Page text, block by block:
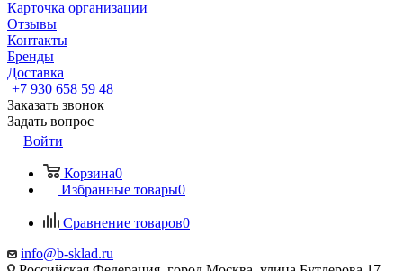
Карточка организации
Отзывы
Контакты
Бренды
Доставка
‪+7 930 658 59 48
Заказать звонок
Задать вопрос
Войти
Корзина0
Избранные товары0
Сравнение товаров0
info@b-sklad.ru